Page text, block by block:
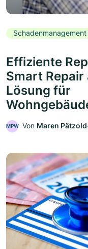
Effiziente
Smart
Lösung für
MPW Von Maren